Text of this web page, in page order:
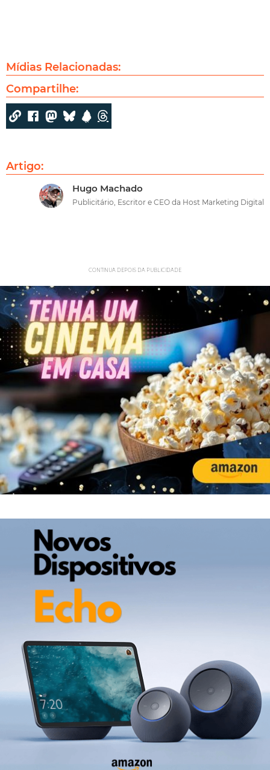
Mídias Relacionadas:
Compartilhe:
Artigo:
Hugo Machado
Publicitário, Escritor e CEO da Host Marketing Digital
CONTINUA DEPOIS DA PUBLICIDADE